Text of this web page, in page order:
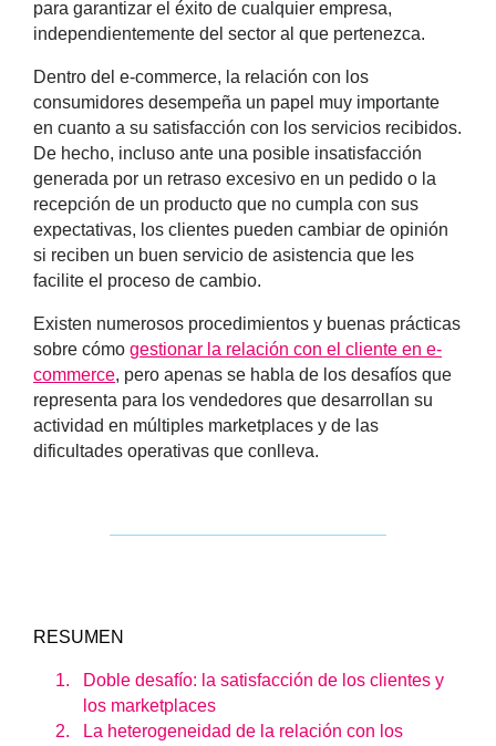
para garantizar el éxito de cualquier empresa,
independientemente del sector al que pertenezca.
Dentro del e-commerce, la relación con los
consumidores desempeña un papel muy importante
en cuanto a su satisfacción con los servicios recibidos.
De hecho, incluso ante una posible insatisfacción
generada por un retraso excesivo en un pedido o la
recepción de un producto que no cumpla con sus
expectativas, los clientes pueden cambiar de opinión
si reciben un buen servicio de asistencia que les
facilite el proceso de cambio.
Existen numerosos procedimientos y buenas prácticas
sobre cómo gestionar la relación con el cliente en e-
commerce, pero apenas se habla de los desafíos que
representa para los vendedores que desarrollan su
actividad en múltiples marketplaces y de las
dificultades operativas que conlleva.
RESUMEN
Doble desafío: la satisfacción de los clientes y
los marketplaces
La heterogeneidad de la relación con los